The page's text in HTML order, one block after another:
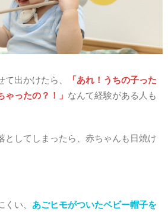
出かけたら、
「あれ！うちの子った
ったの？！」 なんて経験がある人も
としてしまったら、赤ちゃんも日焼け
い、 あごヒモがついたベビー帽子を